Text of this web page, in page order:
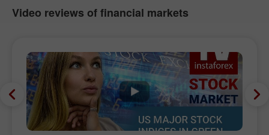
Video reviews of financial markets